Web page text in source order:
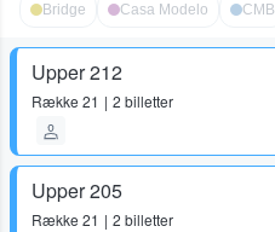
Bridge Casa Modelo CMB
Upper 212
Række 21 2 billetter
Upper 205
Række 21 2 billetter